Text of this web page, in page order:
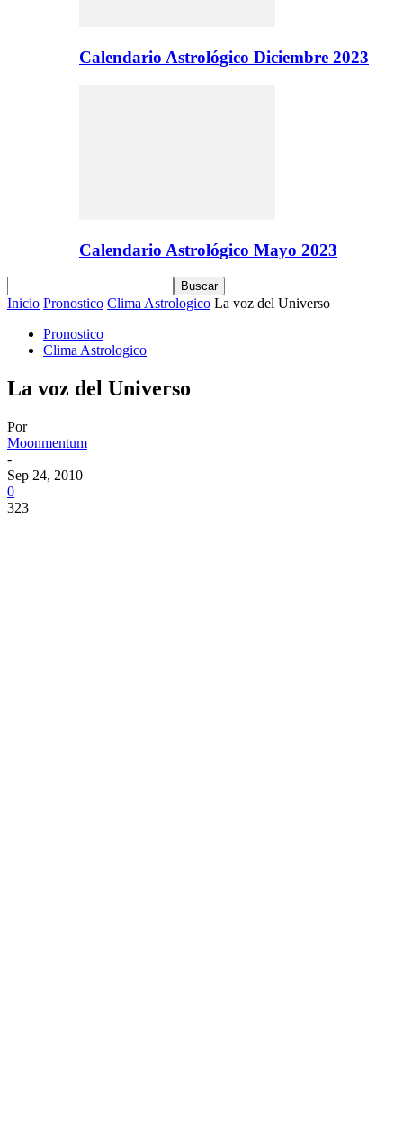
Calendario Astrológico Diciembre 2023
Calendario Astrológico Mayo 2023
Inicio Pronostico Clima Astrologico La voz del Universo
Pronostico
Clima Astrologico
La voz del Universo
Por
Moonmentum
-
Sep 24, 2010
0
323